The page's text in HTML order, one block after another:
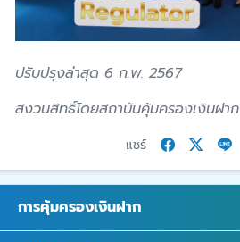
ปรับปรุงล่าสุด 6 ก.พ. 2567
สงวนสิทธิ์โดยสถาบันคุ้มครองเงินฝาก
แชร์
การคุ้มครองเงินฝาก